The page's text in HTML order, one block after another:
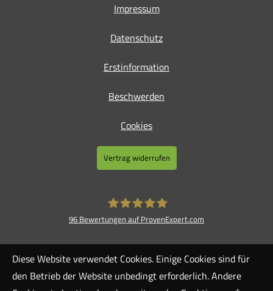
Impressum
Datenschutz
Erstinformation
Beschwerden
Cookies
Vertrag widerrufen
96 Bewertungen auf ProvenExpert.com
Diese Website verwendet Cookies. Einige Cookies sind für
den Betrieb der Website unbedingt erforderlich. Andere